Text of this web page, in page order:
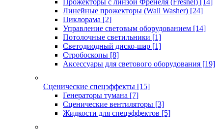
Прожекторы с линзой Френеля (Fresnel) [14]
Линейные прожекторы (Wall Washer) [24]
Циклорама [2]
Управление световым оборудованием [14]
Потолочные светильники [1]
Светодиодный диско-шар [1]
Стробоскопы [8]
Аксессуары для светового оборудования [19]
Сценические спецэффекты [15]
Генераторы тумана [7]
Сценические вентиляторы [3]
Жидкости для спецэффектов [5]